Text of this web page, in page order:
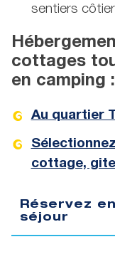
sentiers
cottages
en camping :
Au quartier
cottage,
Réservez
séjour